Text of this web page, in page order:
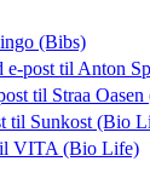
(Bibs)
e-post til Anton
til Straa
til Sunkost (Bio
VITA (Bio Life)